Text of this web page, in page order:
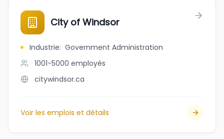
City of Windsor
Industrie: Government Administration
1001-5000 employés
citywindsor.ca
Voir les emplois et détails